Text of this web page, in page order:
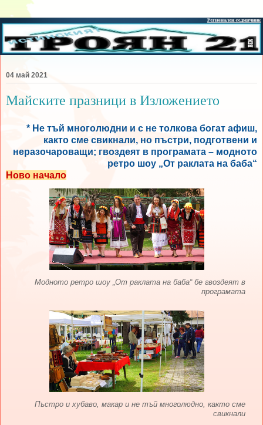
04 май 2021
Майските празници в Изложението
* Не тъй многолюдни и с не толкова богат афиш,
както сме свикнали, но пъстри, подготвени и
неразочароващи; гвоздеят в програмата – модното
ретро шоу „От раклата на баба“
Ново начало
Модното ретро шоу „От раклата на баба“ бе гвоздеят в
програмата
Пъстро и хубаво, макар и не тъй многолюдно, както сме
свикнали